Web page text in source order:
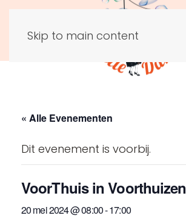
Skip to main content
« Alle Evenementen
Dit evenement is voorbij.
VoorThuis in Voorthuizen
20 mei 2024 @ 08:00-17:00